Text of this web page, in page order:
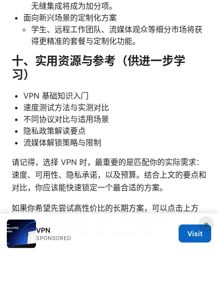
无缝集成将成为加分项。
面向新兴场景的定制化方案
学生、远程工作团队、流媒体观众等细分市场将获
得更精准的套餐与定制化功能。
十、实用资源与参考（供进一步学
习）
VPN 基础知识入门
速度测试方法与实测对比
不同协议对比与适用场景
隐私政策解读要点
流媒体解锁策略与限制
请记得，选择 VPN 时，最重要的是匹配你的实际需求：
速度、可用性、隐私承诺，以及预算。结合上文的要点和
对比，你应该能快速锁定一个最合适的方案。
如果你希望先尝试高性价比的长期方案，可以点击上方
NordVPN 的优惠按钮，获取 77% 折扣和额外 3 个月的
服务，帮助你更省心地开始上网安全之旅。
×
VPN
SPONSORED
Visit